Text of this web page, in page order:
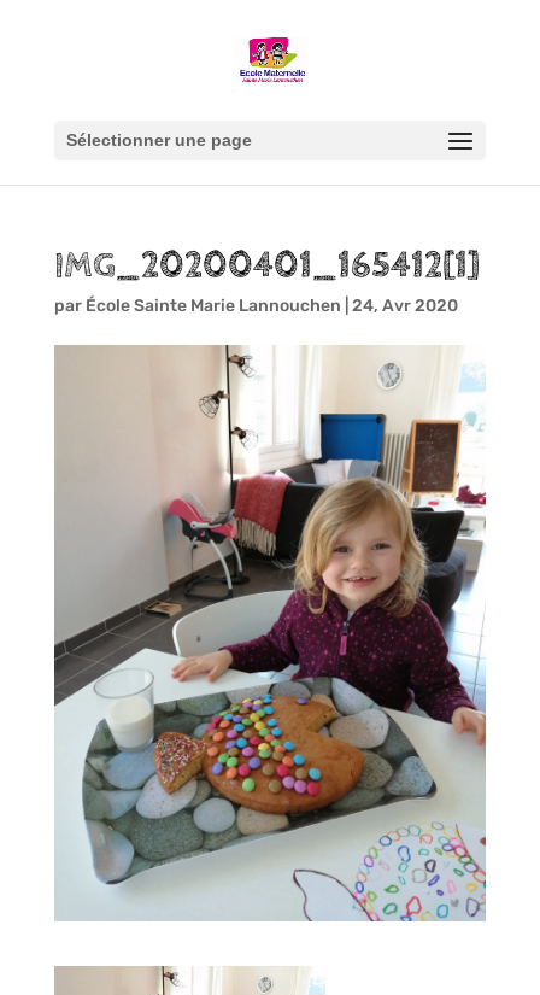
Sélectionner une page
IMG_20200401_165412[1]
par École Sainte Marie Lannouchen 24, Avr 2020